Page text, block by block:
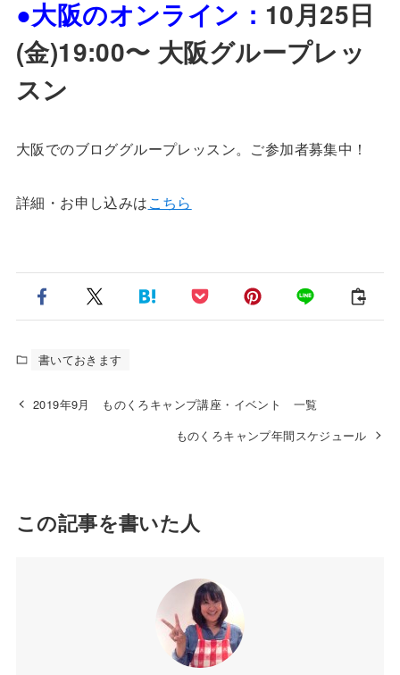
●大阪のオンライン： 10月25日
(金)19:00〜 大阪グループレッ
スン
大阪でのブロググループレッスン。ご参加者募集中！
詳細・お申し込みはこちら
書いておきます
2019年9月 ものくろキャンプ講座・イベント 一覧
ものくろキャンプ年間スケジュール
この記事を書いた人